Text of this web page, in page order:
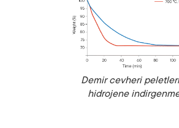
Demir cevheri
hidrojene